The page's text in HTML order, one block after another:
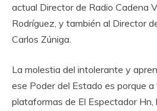
actual Director de Radio Cadena
Rodríguez, y también al Director
Carlos Zúniga.
La molestia del intolerante y
ese Poder del Estado es porque
plataformas de El Espectador Hn,